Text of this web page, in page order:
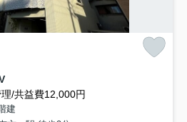
/共益費12,000円
建